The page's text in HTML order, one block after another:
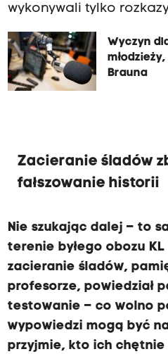
wykonywali tylko
Wyczyn
Brauna
Zacieranie śladów
fałszowanie historii
Nie szukając dalej – to
terenie byłego obozu
zacieranie śladów,
profesorze, powiedział
testowanie – co wolno
wypowiedzi mogą być
przyjmie, kto ich chętnie